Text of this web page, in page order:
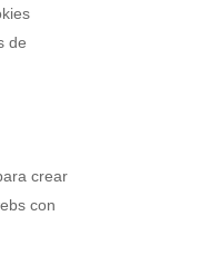
de
crear
con